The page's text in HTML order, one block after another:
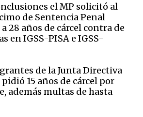
el MP solicitó al
de Sentencia Penal
28 años de cárcel contra de
en IGSS-PISA e IGSS-
de la Junta Directiva
pidió 15 años de cárcel por
además multas de hasta